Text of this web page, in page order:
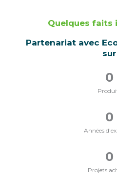
Quelques faits
Partenariat avec
sur
0
Années
0
Projets
0